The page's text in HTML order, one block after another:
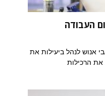
העבודה
אנוש לנהל ביעילות את
את הרכילות